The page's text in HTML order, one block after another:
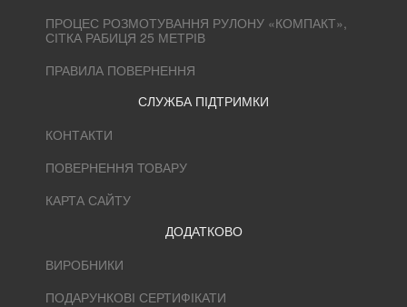
ПРОЦЕС РОЗМОТУВАННЯ РУЛОНУ «КОМПАКТ»,
СІТКА РАБИЦЯ 25 МЕТРІВ
ПРАВИЛА ПОВЕРНЕННЯ
СЛУЖБА ПІДТРИМКИ
КОНТАКТИ
ПОВЕРНЕННЯ ТОВАРУ
КАРТА САЙТУ
ДОДАТКОВО
ВИРОБНИКИ
ПОДАРУНКОВІ СЕРТИФІКАТИ